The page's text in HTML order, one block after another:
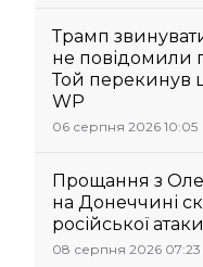
Трамп
не повідомили
Той перекинув
WP
06 серпня 2026 10:05
Прощання з
на Донеччині
російської атаки
08 серпня 2026 07:23